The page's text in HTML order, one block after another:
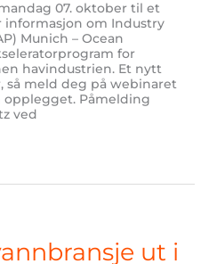
07. oktober til et
informasjon om Industry
Munich – Ocean
for
havindustrien. Et nytt
så meld deg på webinaret
opplegget. Påmelding
ved
ut i